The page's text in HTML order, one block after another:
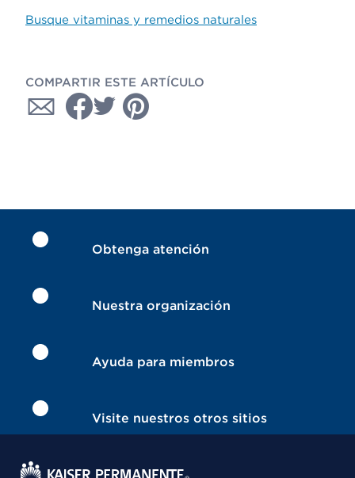
Busque vitaminas y remedios naturales
COMPARTIR ESTE ARTÍCULO
Obtenga atención
Nuestra organización
Ayuda para miembros
Visite nuestros otros sitios